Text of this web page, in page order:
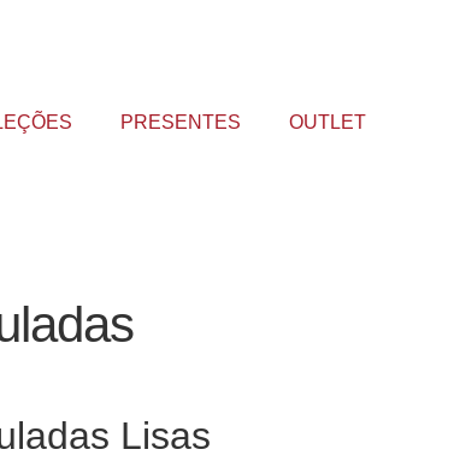
PRESENTES OUTLET
Lisas